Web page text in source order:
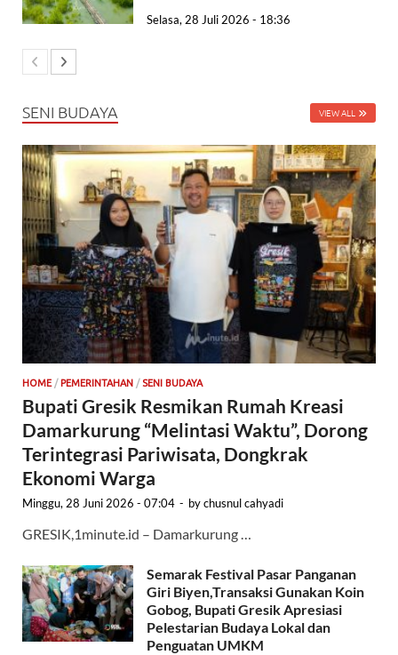
Selasa, 28 Juli 2026 - 18:36
SENI BUDAYA VIEW ALL
HOME / PEMERINTAHAN / SENI BUDAYA
Bupati Gresik Resmikan Rumah Kreasi
Damarkurung “Melintasi Waktu”, Dorong
Terintegrasi Pariwisata, Dongkrak
Ekonomi Warga
Minggu, 28 Juni 2026 - 07:04 - bychusnul cahyadi
GRESIK,1minute.id – Damarkurung …
Semarak Festival Pasar Panganan
Giri Biyen,Transaksi Gunakan Koin
Gobog, Bupati Gresik Apresiasi
Pelestarian Budaya Lokal dan
Penguatan UMKM